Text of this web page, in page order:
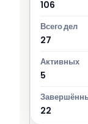
106
27
5
22